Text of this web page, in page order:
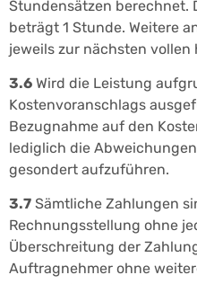
Stundensätzen berechnet.
beträgt 1 Stunde. Weitere
jeweils zur nächsten
3.6 Wird die Leistung
Kostenvoranschlags
Bezugnahme auf den
lediglich die
gesondert aufzuführen.
3.7 Sämtliche Zahlungen
Rechnungsstellung ohne
Überschreitung der
Auftragnehmer ohne